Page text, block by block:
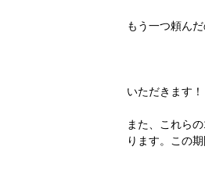
もう一つ頼ん
いただきます
また、これら
ります。この